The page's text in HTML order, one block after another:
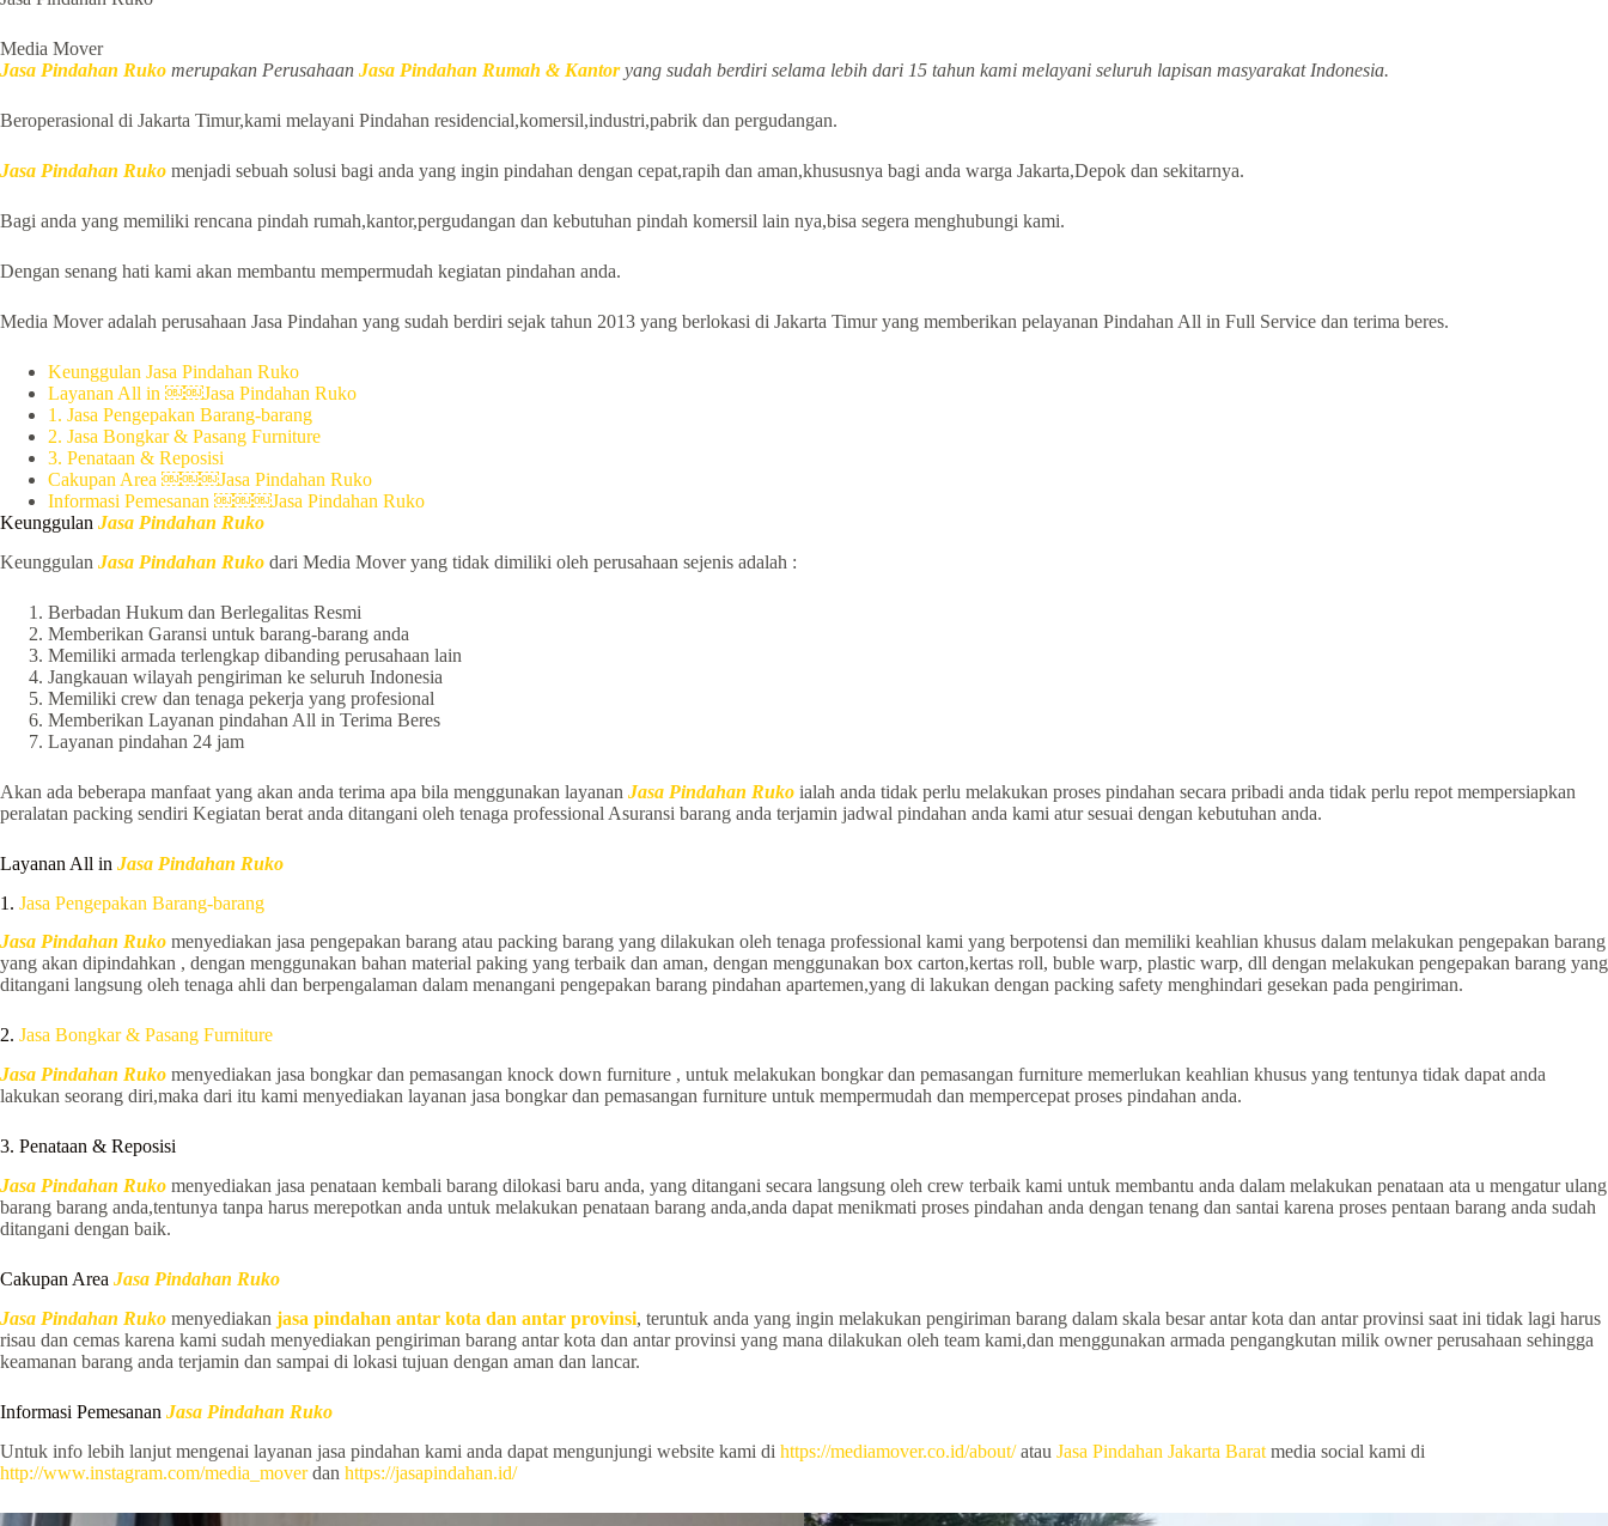
Media Mover
Jasa Pindahan Ruko merupakan Perusahaan Jasa Pindahan Rumah & Kantor yang sudah berdiri selama lebih dari 15 tahun kami melayani seluruh lapisan masyarakat Indonesia.
Beroperasional di Jakarta Timur,kami melayani Pindahan residencial,komersil,industri,pabrik dan pergudangan.
Jasa Pindahan Ruko menjadi sebuah solusi bagi anda yang ingin pindahan dengan cepat,rapih dan aman,khususnya bagi anda warga Jakarta,Depok dan sekitarnya.
Bagi anda yang memiliki rencana pindah rumah,kantor,pergudangan dan kebutuhan pindah komersil lain nya,bisa segera menghubungi kami.
Dengan senang hati kami akan membantu mempermudah kegiatan pindahan anda.
Media Mover adalah perusahaan Jasa Pindahan yang sudah berdiri sejak tahun 2013 yang berlokasi di Jakarta Timur yang memberikan pelayanan Pindahan All in Full Service dan terima beres.
Keunggulan Jasa Pindahan Ruko
Layanan All in ￼￼Jasa Pindahan Ruko
1. Jasa Pengepakan Barang-barang
2. Jasa Bongkar & Pasang Furniture
3. Penataan & Reposisi
Cakupan Area ￼￼￼Jasa Pindahan Ruko
Informasi Pemesanan ￼￼￼Jasa Pindahan Ruko
Keunggulan Jasa Pindahan Ruko
Keunggulan Jasa Pindahan Ruko dari Media Mover yang tidak dimiliki oleh perusahaan sejenis adalah :
Berbadan Hukum dan Berlegalitas Resmi
Memberikan Garansi untuk barang-barang anda
Memiliki armada terlengkap dibanding perusahaan lain
Jangkauan wilayah pengiriman ke seluruh Indonesia
Memiliki crew dan tenaga pekerja yang profesional
Memberikan Layanan pindahan All in Terima Beres
Layanan pindahan 24 jam
Akan ada beberapa manfaat yang akan anda terima apa bila menggunakan layanan Jasa Pindahan Ruko ialah anda tidak perlu melakukan proses pindahan secara pribadi anda tidak perlu repot mempersiapkan
peralatan packing sendiri Kegiatan berat anda ditangani oleh tenaga professional Asuransi barang anda terjamin jadwal pindahan anda kami atur sesuai dengan kebutuhan anda.
Layanan All in Jasa Pindahan Ruko
1. Jasa Pengepakan Barang-barang
Jasa Pindahan Ruko menyediakan jasa pengepakan barang atau packing barang yang dilakukan oleh tenaga professional kami yang berpotensi dan memiliki keahlian khusus dalam melakukan pengepakan barang
yang akan dipindahkan , dengan menggunakan bahan material paking yang terbaik dan aman, dengan menggunakan box carton,kertas roll, buble warp, plastic warp, dll dengan melakukan pengepakan barang yang
ditangani langsung oleh tenaga ahli dan berpengalaman dalam menangani pengepakan barang pindahan apartemen,yang di lakukan dengan packing safety menghindari gesekan pada pengiriman.
2. Jasa Bongkar & Pasang Furniture
Jasa Pindahan Ruko menyediakan jasa bongkar dan pemasangan knock down furniture , untuk melakukan bongkar dan pemasangan furniture memerlukan keahlian khusus yang tentunya tidak dapat anda
lakukan seorang diri,maka dari itu kami menyediakan layanan jasa bongkar dan pemasangan furniture untuk mempermudah dan mempercepat proses pindahan anda.
3. Penataan & Reposisi
Jasa Pindahan Ruko menyediakan jasa penataan kembali barang dilokasi baru anda, yang ditangani secara langsung oleh crew terbaik kami untuk membantu anda dalam melakukan penataan ata u mengatur ulang
barang barang anda,tentunya tanpa harus merepotkan anda untuk melakukan penataan barang anda,anda dapat menikmati proses pindahan anda dengan tenang dan santai karena proses pentaan barang anda sudah
ditangani dengan baik.
Cakupan Area Jasa Pindahan Ruko
Jasa Pindahan Ruko menyediakan jasa pindahan antar kota dan antar provinsi, teruntuk anda yang ingin melakukan pengiriman barang dalam skala besar antar kota dan antar provinsi saat ini tidak lagi harus
risau dan cemas karena kami sudah menyediakan pengiriman barang antar kota dan antar provinsi yang mana dilakukan oleh team kami,dan menggunakan armada pengangkutan milik owner perusahaan sehingga
keamanan barang anda terjamin dan sampai di lokasi tujuan dengan aman dan lancar.
Informasi Pemesanan Jasa Pindahan Ruko
Untuk info lebih lanjut mengenai layanan jasa pindahan kami anda dapat mengunjungi website kami di https://mediamover.co.id/about/atau Jasa Pindahan Jakarta Barat media social kami di
http://www.instagram.com/media_moverdan https://jasapindahan.id/